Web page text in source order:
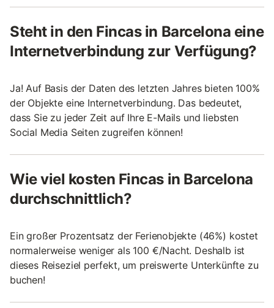
Steht in den Fincas in Barcelona eine
Internetverbindung zur Verfügung?
Ja! Auf Basis der Daten des letzten Jahres bieten 100%
der Objekte eine Internetverbindung. Das bedeutet,
dass Sie zu jeder Zeit auf Ihre E-Mails und liebsten
Social Media Seiten zugreifen können!
Wie viel kosten Fincas in Barcelona
durchschnittlich?
Ein großer Prozentsatz der Ferienobjekte (46%) kostet
normalerweise weniger als 100 €/Nacht. Deshalb ist
dieses Reiseziel perfekt, um preiswerte Unterkünfte zu
buchen!